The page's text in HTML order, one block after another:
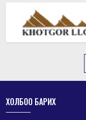
ХОЛБОО БАРИХ